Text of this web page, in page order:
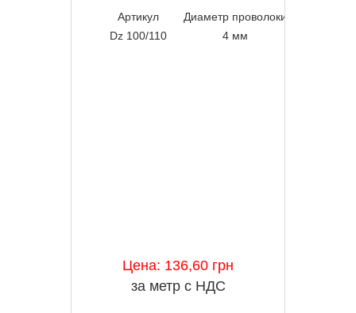
Артикул Диаметр проволоки
Dz 100/110
4 мм
Цена: 136,60 грн
за метр с НДС